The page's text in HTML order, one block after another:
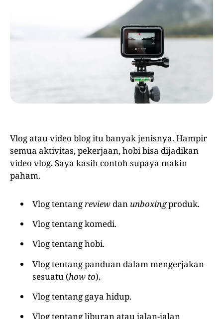
Vlog atau video blog itu banyak jenisnya. Hampir
semua aktivitas, pekerjaan, hobi bisa dijadikan
video vlog. Saya kasih contoh supaya makin
paham.
Vlog tentangreviewdan unboxingproduk.
Vlog tentang komedi.
Vlog tentang hobi.
Vlog tentang panduan dalam mengerjakan
sesuatu (how to).
Vlog tentang gaya hidup.
Vlog tentang liburan atau jalan-jalan